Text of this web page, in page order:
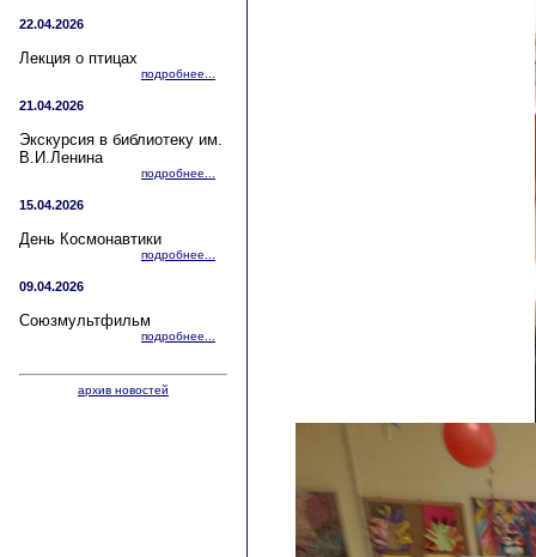
22.04.2026
Лекция о птицах
подробнее...
21.04.2026
Экскурсия в библиотеку им.
В.И.Ленина
подробнее...
15.04.2026
День Космонавтики
подробнее...
09.04.2026
Союзмультфильм
подробнее...
архив новостей